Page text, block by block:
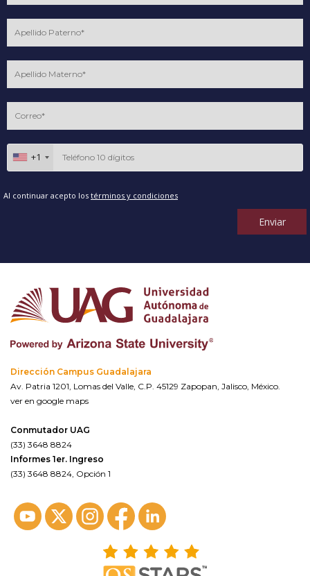
+1
Al continuar acepto los términos y condiciones
Enviar
Dirección Campus Guadalajara
Av. Patria 1201, Lomas del Valle, C.P. 45129 Zapopan, Jalisco, México.
ver en google maps
Conmutador UAG
(33) 3648 8824
Informes 1er. Ingreso
(33) 3648 8824, Opción 1